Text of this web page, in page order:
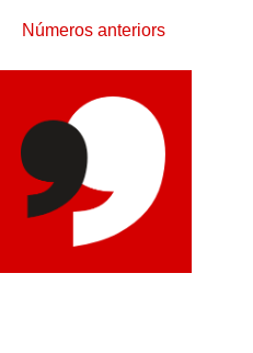
Números anteriors